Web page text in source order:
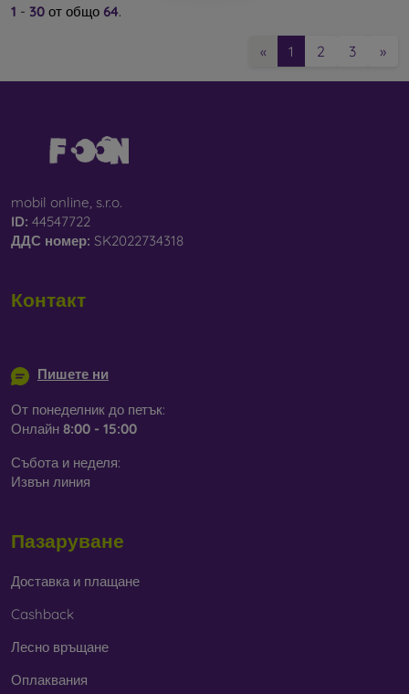
1 - 30 от общо 64.
« 1 2 3 »
mobil online, s.r.o.
ID: 44547722
ДДС ​​номер: SK2022734318
Контакт
Пишете ни
От понеделник до петък:
Онлайн 8:00 - 15:00
Събота и неделя:
Извън линия
Пазаруване
Доставка и плащане
Cashback
Лесно връщане
Оплаквания